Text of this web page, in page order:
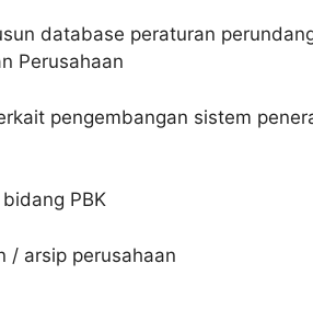
database peraturan
Perusahaan
pengembangan sistem
PBK
/ arsip perusahaan